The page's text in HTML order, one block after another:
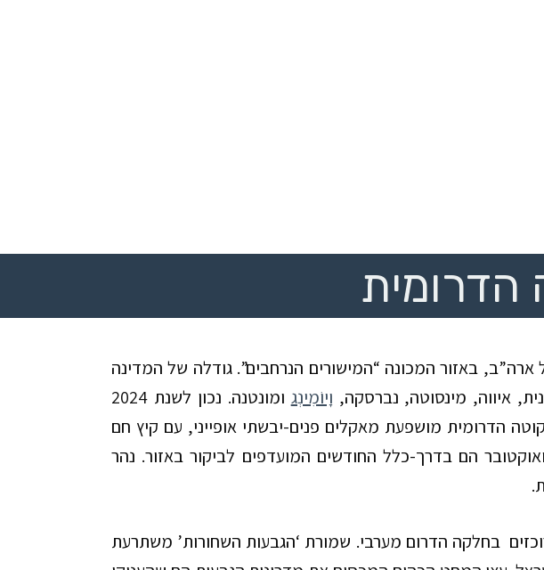
הדרומית
באזור המכונה “המישורים הנרחבים”. גודלה של המדינה
איווה, מינסוטה, נברסקה, וָיוֹמִינְג
ומונטנה. נכון לשנת 2024
הדרומית מושפעת מאקלים פנים-יבשתי אופייני, עם קיץ חם
הם בדרך-כלל החודשים המועדפים לביקור באזור. נהר
בחלקה הדרום מערבי. שמורת ‘הגבעות השחורות’ משתרעת